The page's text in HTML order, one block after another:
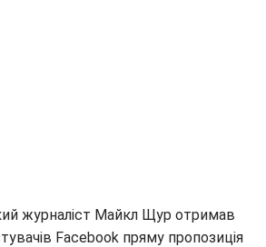
журналіст Майкл Щур отримав
Facebook пряму пропозиція